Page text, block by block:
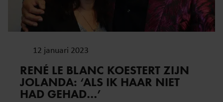
12 januari 2023
RENÉ LE BLANC KOESTERT ZIJN
JOLANDA: ‘ALS IK HAAR NIET
HAD GEHAD…’